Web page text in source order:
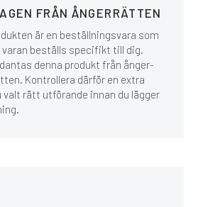
FRÅN ÅNGERRÄTTEN
är en beställningsvara som
beställs specifikt till dig.
denna produkt från ånger-
Kontrollera därför en extra
valt rätt utförande innan du lägger